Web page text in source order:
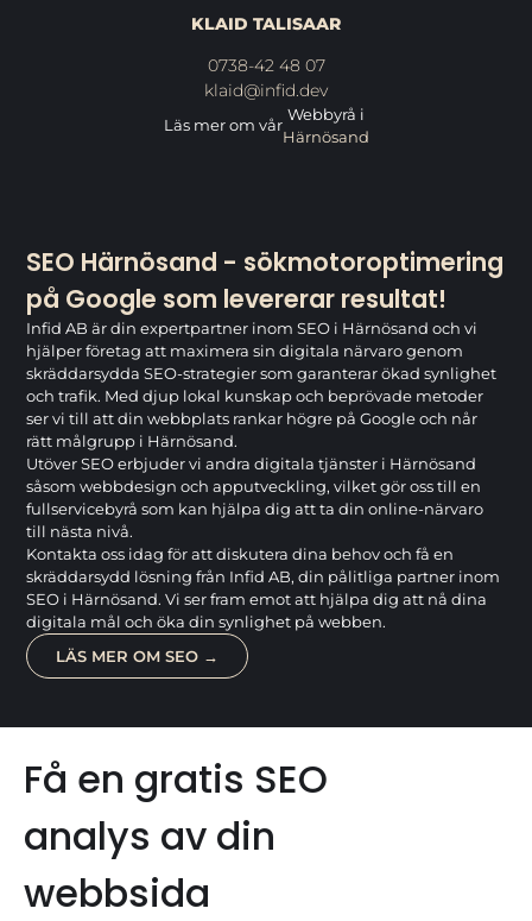
KLAID TALISAAR
0738-42 48 07
klaid@infid.dev
Läs mer om vår
Webbyrå i
Härnösand
SEO Härnösand - sökmotoroptimering
på Google som levererar resultat!
Infid AB är din expertpartner inom SEO i Härnösand och vi
hjälper företag att maximera sin digitala närvaro genom
skräddarsydda SEO-strategier som garanterar ökad synlighet
och trafik. Med djup lokal kunskap och beprövade metoder
ser vi till att din webbplats rankar högre på Google och når
rätt målgrupp i Härnösand.
Utöver SEO erbjuder vi andra digitala tjänster i Härnösand
såsom webbdesign och apputveckling, vilket gör oss till en
fullservicebyrå som kan hjälpa dig att ta din online-närvaro
till nästa nivå.
Kontakta oss idag för att diskutera dina behov och få en
skräddarsydd lösning från Infid AB, din pålitliga partner inom
SEO i Härnösand. Vi ser fram emot att hjälpa dig att nå dina
digitala mål och öka din synlighet på webben.
LÄS MER OM SEO →
Få en gratis SEO
analys av din
webbsida